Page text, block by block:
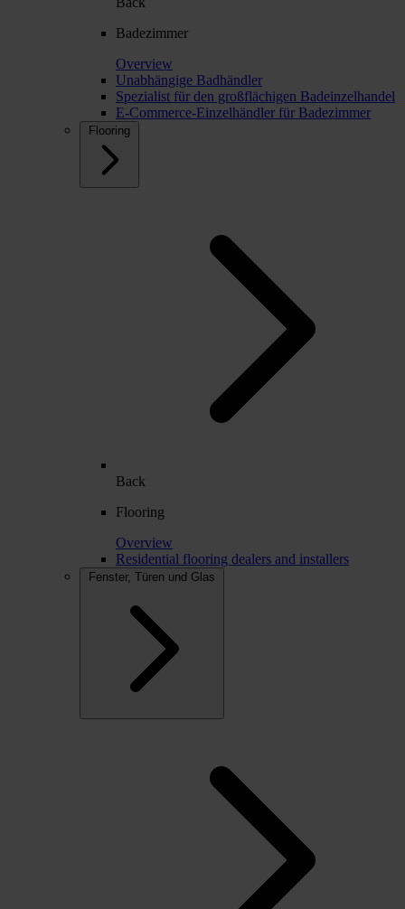
Badezimmer
Overview
Unabhängige Badhändler
Spezialist für den großflächigen Badeinzelhandel
E-Commerce-Einzelhändler für Badezimmer
Flooring
Back
Flooring
Overview
Residential flooring dealers and installers
Fenster, Türen und Glas